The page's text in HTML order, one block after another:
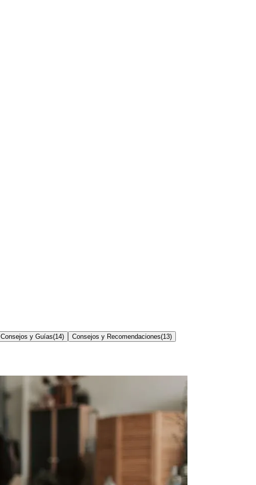
Consejos y Guías(14) Consejos y Recomendaciones(13)